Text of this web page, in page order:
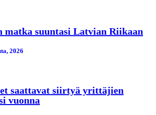
matka suuntasi Latvian Riikaan
2026
saattavat siirtyä yrittäjien
vuonna